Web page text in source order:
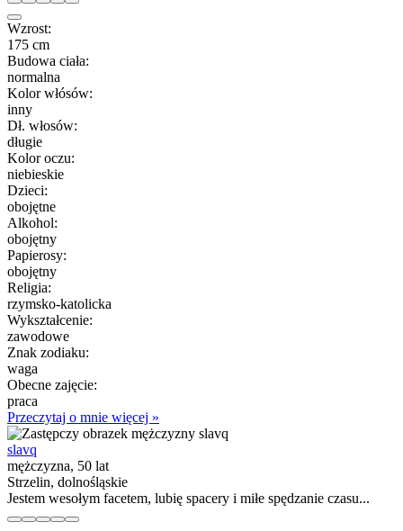
Wzrost:
175 cm
Budowa ciała:
normalna
Kolor włósów:
inny
Dł. włosów:
długie
Kolor oczu:
niebieskie
Dzieci:
obojętne
Alkohol:
obojętny
Papierosy:
obojętny
Religia:
rzymsko-katolicka
Wykształcenie:
zawodowe
Znak zodiaku:
waga
Obecne zajęcie:
praca
Przeczytaj o mnie więcej »
slavq
mężczyzna, 50 lat
Strzelin, dolnośląskie
Jestem wesołym facetem, lubię spacery i miłe spędzanie czasu...